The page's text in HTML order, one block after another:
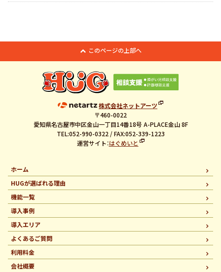
このページの上部へ
株式会社ネットアーツ
〒460-0022
愛知県名古屋市中区金山一丁目14番18号 A-PLACE金山 8F
TEL:052-990-0322 / FAX:052-339-1223
運営サイト：はぐめいと
ホーム
HUGが選ばれる理由
機能一覧
導入事例
導入エリア
よくあるご質問
利用料金
会社概要